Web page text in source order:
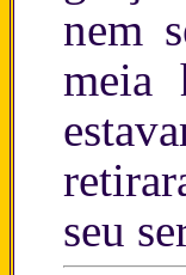
nem
meia
seu